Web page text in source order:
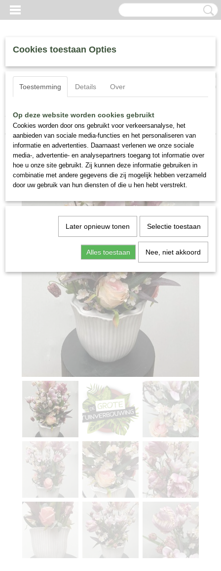
Inloggen Registreren
(0)
Home >Zijde Bloemen>Zijde Bloemstukken>Bloemstuk Zijden
Tulpen en Prunus Nr 113
Cookies toestaan Opties
Toestemming Details Over
Op deze website worden cookies gebruikt
Cookies worden door ons gebruikt voor verkeersanalyse, het
aanbieden van sociale media-functies en het personaliseren van
informatie en advertenties. Daarnaast verlenen we onze sociale
media-, advertentie- en analysepartners toegang tot informatie over
hoe u onze site gebruikt. Zij kunnen deze informatie gebruiken in
combinatie met andere gegevens die zij mogelijk hebben verzameld
door uw gebruik van hun diensten of die u hen hebt verstrekt.
Later opnieuw tonen Selectie toestaan
Alles toestaan Nee, niet akkoord